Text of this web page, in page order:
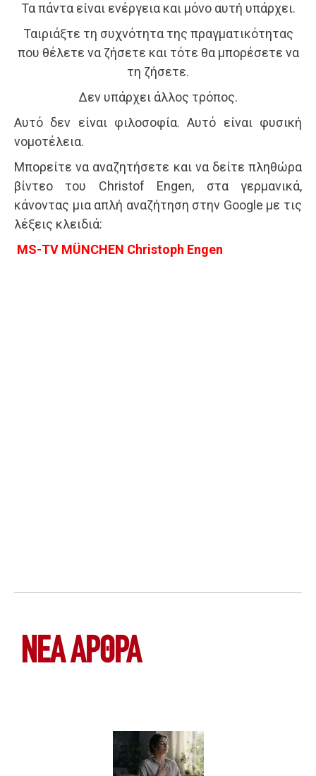
Τα πάντα είναι ενέργεια και μόνο αυτή υπάρχει.
Ταιριάξτε τη συχνότητα της πραγματικότητας
που θέλετε να ζήσετε και τότε θα μπορέσετε να
τη ζήσετε.
Δεν υπάρχει άλλος τρόπος.
Αυτό δεν είναι φιλοσοφία. Αυτό είναι φυσική
νομοτέλεια.
Μπορείτε να αναζητήσετε και να δείτε πληθώρα
βίντεο του Christof Engen, στα γερμανικά,
κάνοντας μια απλή αναζήτηση στην Google με τις
λέξεις κλειδιά:
MS-TV MÜNCHEN Christoph Engen
ΝΕΑ ΆΡΘΡΑ